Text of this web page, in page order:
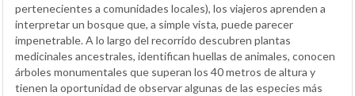
pertenecientes a comunidades locales), los viajeros aprenden a
interpretar un bosque que, a simple vista, puede parecer
impenetrable. A lo largo del recorrido descubren plantas
medicinales ancestrales, identifican huellas de animales, conocen
árboles monumentales que superan los 40 metros de altura y
tienen la oportunidad de observar algunas de las especies más